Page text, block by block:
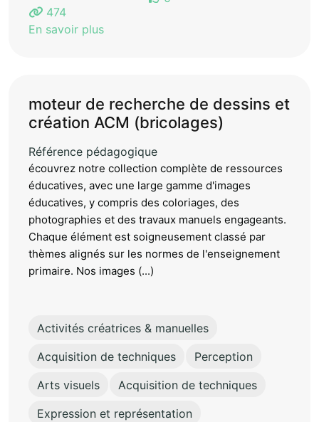
474
En savoir plus
moteur de recherche de dessins et
création ACM (bricolages)
Référence pédagogique
écouvrez notre collection complète de ressources
éducatives, avec une large gamme d'images
éducatives, y compris des coloriages, des
photographies et des travaux manuels engageants.
Chaque élément est soigneusement classé par
thèmes alignés sur les normes de l'enseignement
primaire. Nos images (...)
Activités créatrices & manuelles
Acquisition de techniques
Perception
Arts visuels
Acquisition de techniques
Expression et représentation